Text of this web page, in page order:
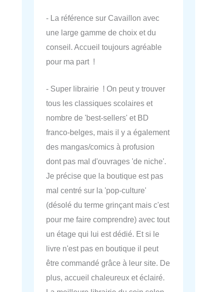
- La référence sur Cavaillon avec
une large gamme de choix et du
conseil. Accueil toujours agréable
pour ma part !
- Super librairie ! On peut y trouver
tous les classiques scolaires et
nombre de 'best-sellers' et BD
franco-belges, mais il y a également
des mangas/comics à profusion
dont pas mal d'ouvrages 'de niche'.
Je précise que la boutique est pas
mal centré sur la 'pop-culture'
(désolé du terme grinçant mais c'est
pour me faire comprendre) avec tout
un étage qui lui est dédié. Et si le
livre n'est pas en boutique il peut
être commandé grâce à leur site. De
plus, accueil chaleureux et éclairé.